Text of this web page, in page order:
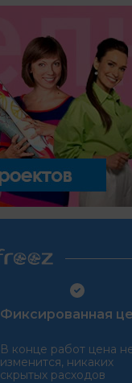
Фиксированная
В конце работ цена
изменится, никаких
скрытых расходов